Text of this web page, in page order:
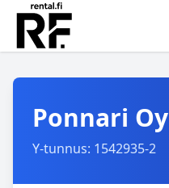
Ponnari Oy
Y-tunnus: 1542935-2